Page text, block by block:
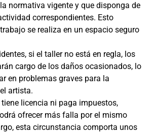
normativa vigente y que disponga de
correspondientes. Esto
se realiza en un espacio seguro
si el taller no está en regla, los
cargo de los daños ocasionados, lo
en problemas graves para la
artista.
tiene licencia ni paga impuestos,
ofrecer más falla por el mismo
esta circunstancia comporta unos